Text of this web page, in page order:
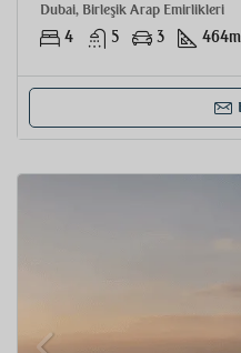
Dubai, Birleşik Arap Emirlikleri
4 5 3 464